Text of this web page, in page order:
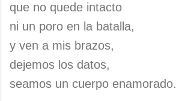
que no quede intacto
ni un poro en la batalla,
y ven a mis brazos,
dejemos los datos,
seamos un cuerpo enamorado.